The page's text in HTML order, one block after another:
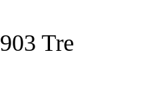
Tre